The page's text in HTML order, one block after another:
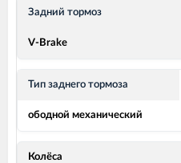
Задний тормоз
V-Brake
Тип заднего тормоза
ободной механический
Колёса